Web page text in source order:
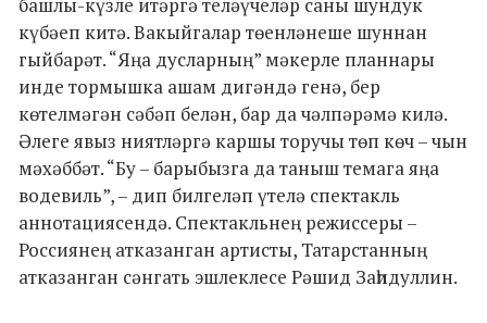
күбәеп китә. Вакыйгалар төенләнеше шуннан
гыйбарәт. “Яңа дусларның” мәкерле планнары
инде тормышка ашам дигәндә генә, бер
көтелмәгән сәбәп белән, бар да чәлпәрәмә килә.
Әлеге явыз ниятләргә каршы торучы төп көч – чын
мәхәббәт. “Бу – барыбызга да таныш темага яңа
водевиль”, – дип билгеләп үтелә спектакль
аннотациясендә. Спектакльнең режиссеры –
Россиянең атказанган артисты, Татарстанның
атказанган сәнгать эшлеклесе Рәшид Заһидуллин.